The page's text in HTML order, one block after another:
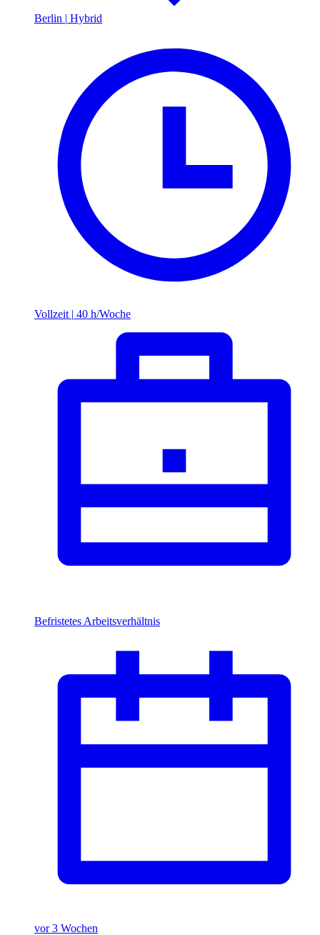
Berlin | Hybrid
Vollzeit | 40 h/Woche
Befristetes Arbeitsverhältnis
vor 3 Wochen